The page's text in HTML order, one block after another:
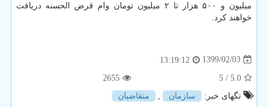
میلیون و ۵۰۰ هزار تا ۲ میلیون تومان وام قرض الحسنه دریافت
خواهند كرد.
1399/02/03
13:19:12
5.0
/ 5
2655
تگهای خبر:
سازمان متقاضیان